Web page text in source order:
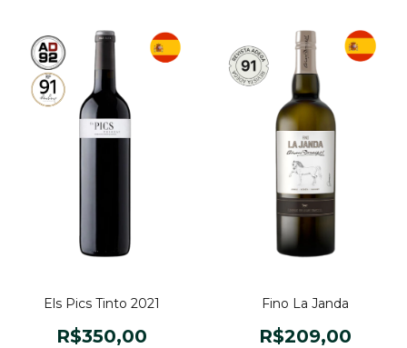
Els Pics Tinto 2021
R$350,00
Fino La Janda
R$209,00